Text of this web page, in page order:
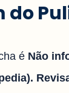
do
é Não